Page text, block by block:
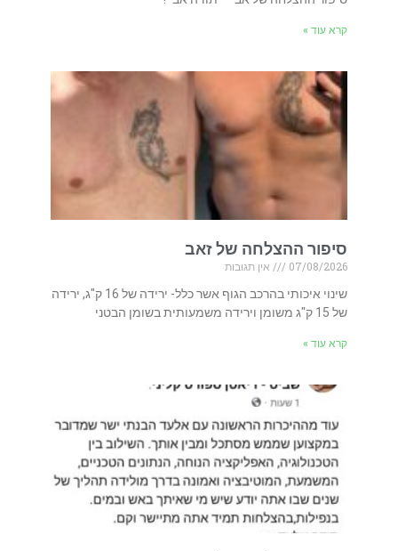
קרא עוד »
סיפור ההצלחה של זאב
07/08/2026
אין תגובות
שינוי איכותי בהרכב הגוף אשר כלל- ירידה של 16 ק"ג, ירידה
של 15 ק"ג משומן וירידה משמעותית בשומן הבטני
קרא עוד »